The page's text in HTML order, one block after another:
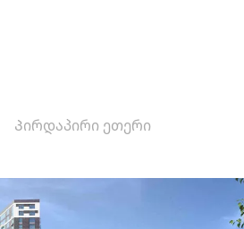
Პირდაპირი ეთერი